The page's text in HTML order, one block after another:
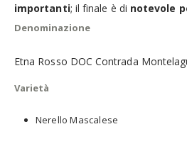
importanti; il finale è di notevole
Denominazione
Etna Rosso DOC Contrada
Varietà
Nerello Mascalese